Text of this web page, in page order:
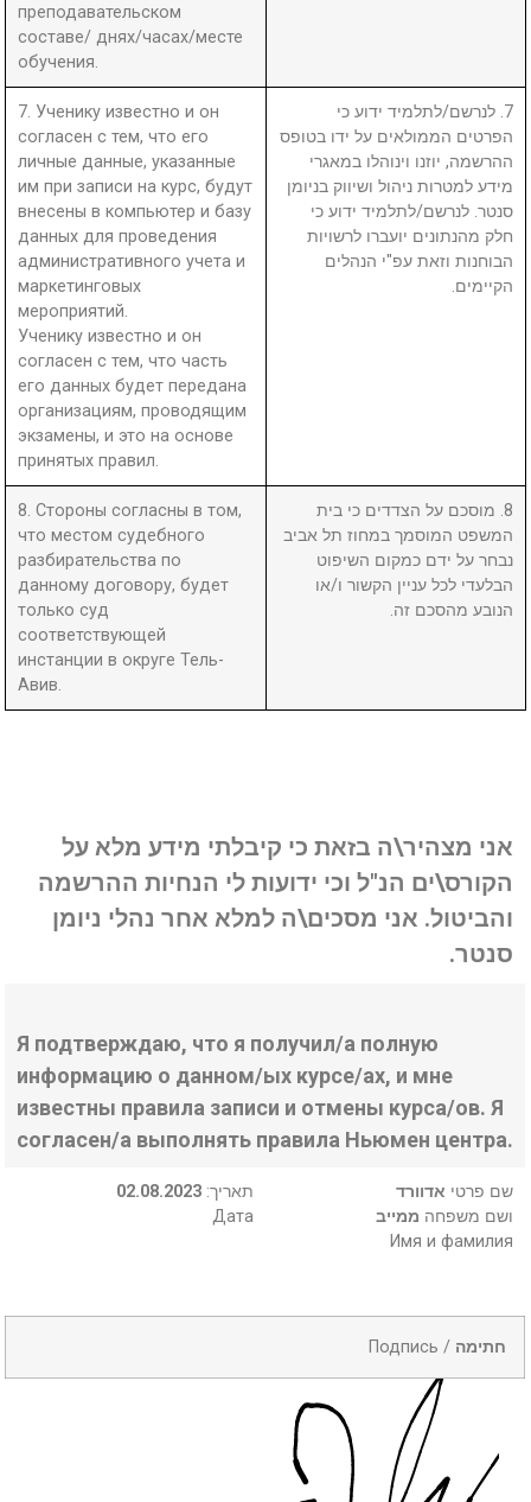
преподавательском
составе/ днях/часах/месте
обучения.
7. Ученику известно и он
согласен с тем, что его
личные данные, указанные
им при записи на курс, будут
внесены в компьютер и базу
данных для проведения
административного учета и
маркетинговых
мероприятий.
Ученику известно и он
согласен с тем, что часть
его данных будет передана
организациям, проводящим
экзамены, и это на основе
принятых правил.
7. לנרשם/לתלמיד ידוע כי
הפרטים הממולאים על ידו בטופס
ההרשמה, יוזנו וינוהלו במאגרי
מידע למטרות ניהול ושיווק בניומן
סנטר. לנרשם/לתלמיד ידוע כי
חלק מהנתונים יועברו לרשויות
הבוחנות וזאת עפ"י הנהלים
הקיימים.
8. Стороны согласны в том,
что местом судебного
разбирательства по
данному договору, будет
только суд
соответствующей
инстанции в округе Тель-
Авив.
8. מוסכם על הצדדים כי בית
המשפט המוסמך במחוז תל אביב
נבחר על ידם כמקום השיפוט
הבלעדי לכל עניין הקשור ו/או
הנובע מהסכם זה.
אני מצהיר\ה בזאת כי קיבלתי מידע מלא על
הקורס\ים הנ"ל וכי ידועות לי הנחיות ההרשמה
והביטול. אני מסכים\ה למלא אחר נהלי ניומן
סנטר.
Я подтверждаю, что я получил/а полную
информацию о данном/ых курсе/ах, и мне
известны правила записи и отмены курса/ов. Я
согласен/а выполнять правила Ньюмен центра.
02.08.2023 :תאריך
Дата
שם פרטי אדוורד
ושם משפחה ממייב
Имя и фамилия
Подпись / חתימה